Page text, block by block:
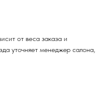
от веса заказа и
уточняет менеджер салона,